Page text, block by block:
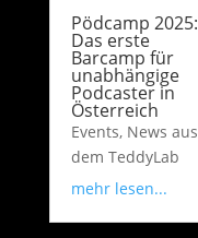
Pödcamp 2025:
Das erste
Barcamp für
unabhängige
Podcaster in
Österreich
Events, News aus
dem TeddyLab
mehr lesen...